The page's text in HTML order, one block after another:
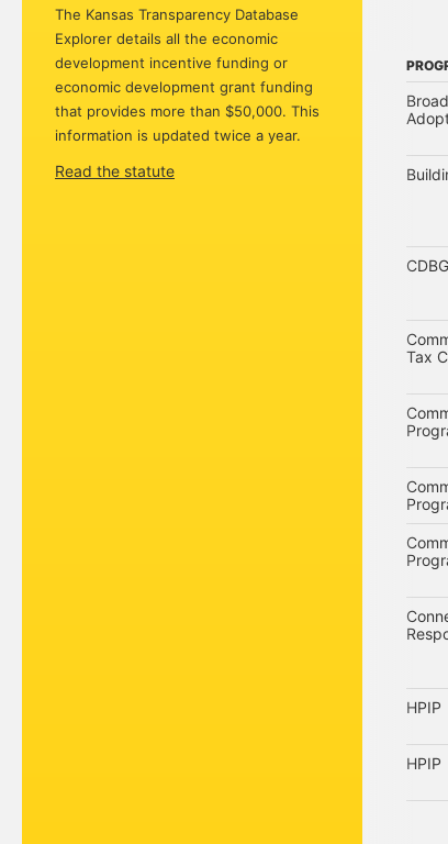
The Kansas Transparency Database
Explorer details all the economic
development incentive funding or
economic development grant funding
that provides more than $50,000. This
information is updated twice a year.
Read the statute
Tax
HPIP
HPIP